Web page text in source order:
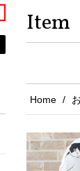
Item
Home